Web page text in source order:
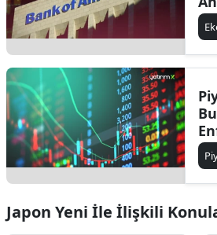
ve
Japon Yeni İle İlişkili